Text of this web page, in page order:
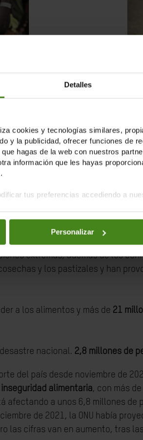
Detalles
cookies y tecnologías similares,
y la publicidad, ofrecer funciones de
hagas de la web con nuestros
información que les hayas
tus preferencias accediendo a
Personalizar
se enfrenta a suscondiciones
de graves
extremas, además de los
y los pastizales y han
a los alimentos y más de 21
nacional. 2,8 millones de
del país desde noviembre de
inseguridad alimentaria, con más
afectando a unos 6,8 millones de
de 2021, la ONU había
las cifras van en aumento, tras